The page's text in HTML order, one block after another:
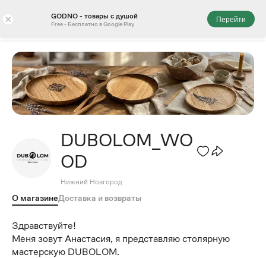
× GODNO - товары с душой
Free - Бесплатно в Google Play
Перейти
DUBOLOM_WO
OD
Нижний Новгород
О магазинеДоставка и возвраты
Здравствуйте!
Меня зовут Анастасия, я представляю столярную
мастерскую DUBOLOM.